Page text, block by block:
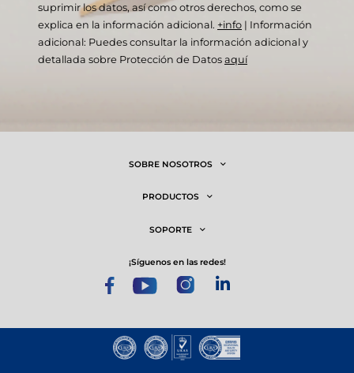
suprimir los datos, así como otros derechos, como se
explica en la información adicional. +info | Información
adicional: Puedes consultar la información adicional y
detallada sobre Protección de Datos aquí
SOBRE NOSOTROS
PRODUCTOS
SOPORTE
¡síguenos en las redes!